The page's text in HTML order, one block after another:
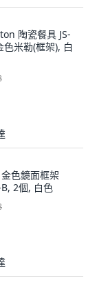
陶瓷餐具 JS-
米勒(框架), 白
色鏡面框架
2個, 白色